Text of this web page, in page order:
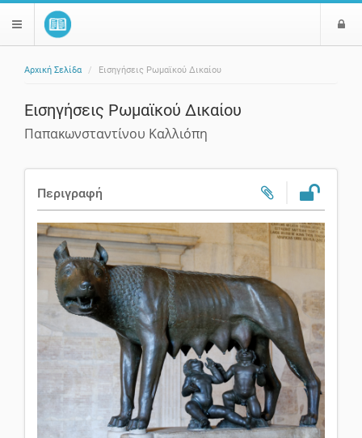
$langMenu
Αρχική Σελίδα Εισηγήσεις Ρωμαϊκού Δικαίου
Εισηγήσεις Ρωμαϊκού Δικαίου
Παπακωνσταντίνου Καλλιόπη
Περιγραφή